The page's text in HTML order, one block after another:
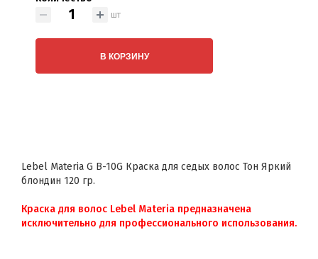
шт
В КОРЗИНУ
Lebel Materia G B-10G Краска для седых волос Тон Яркий
блондин 120 гр.
Краска для волос Lebel Materia предназначена
исключительно для профессионального использования.